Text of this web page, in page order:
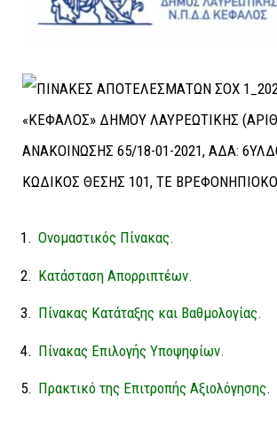
Ονομαστικός Πίνακας.
Κατάσταση Απορριπτέων.
Πίνακας Κατάταξης και Βαθμολογίας.
Πίνακας Επιλογής Υποψηφίων.
Πρακτικό της Επιτροπής Αξιολόγησης.